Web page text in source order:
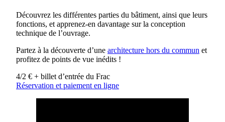
Découvrez les différentes parties du bâtiment, ainsi que leurs
fonctions, et apprenez-en davantage sur la conception
technique de l’ouvrage.
Partez à la découverte d’une architecture hors du commun et
profitez de points de vue inédits !
4/2 € + billet d’entrée du Frac
Réservation et paiement en ligne